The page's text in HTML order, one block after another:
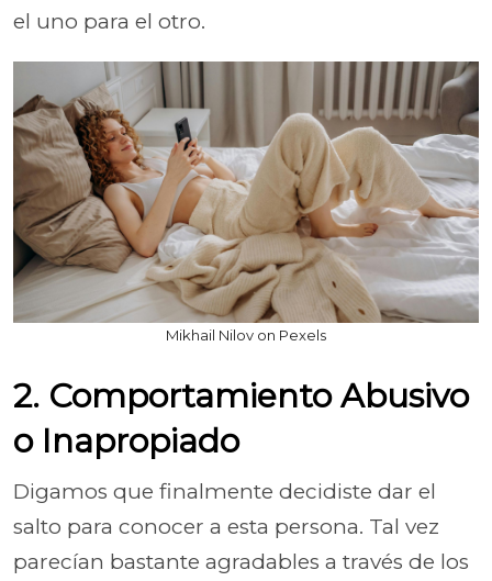
el uno para el otro.
Mikhail Nilov on Pexels
2. Comportamiento Abusivo
o Inapropiado
Digamos que finalmente decidiste dar el
salto para conocer a esta persona. Tal vez
parecían bastante agradables a través de los